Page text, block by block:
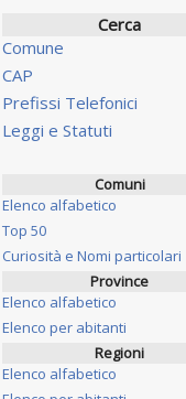
Cerca
Comune
CAP
Prefissi Telefonici
Leggi e Statuti
Comuni
Elenco alfabetico
Top 50
Curiosità e Nomi particolari
Province
Elenco alfabetico
Elenco per abitanti
Regioni
Elenco alfabetico